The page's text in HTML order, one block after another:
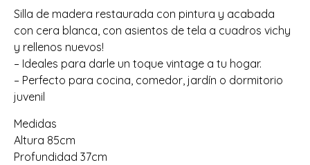
Silla de madera restaurada con pintura y acabada
con cera blanca, con asientos de tela a cuadros vichy
y rellenos nuevos!
– Ideales para darle un toque vintage a tu hogar.
– Perfecto para cocina, comedor, jardín o dormitorio
juvenil
Medidas
Altura 85cm
Profundidad 37cm